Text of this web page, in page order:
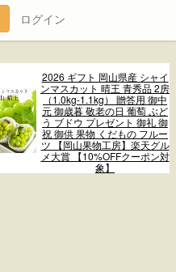
ログイン
2026 ギフト 岡山県産 シャイ
ンマスカット 晴王 青秀品 2房
（1.0kg-1.1kg） 贈答用 御中
元 御歳暮 敬老の日 葡萄 ぶど
う ブドウ プレゼント 御礼 御
祝 御供 果物 くだもの フルー
ツ 【岡山果物工房】楽天グル
メ大賞 【10%OFFクーポン対
象】